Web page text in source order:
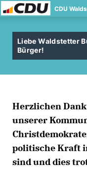
CDU
Liebe Waldstetter
Bürger!
Herzlichen
unserer
politische Kraft
sind und dies